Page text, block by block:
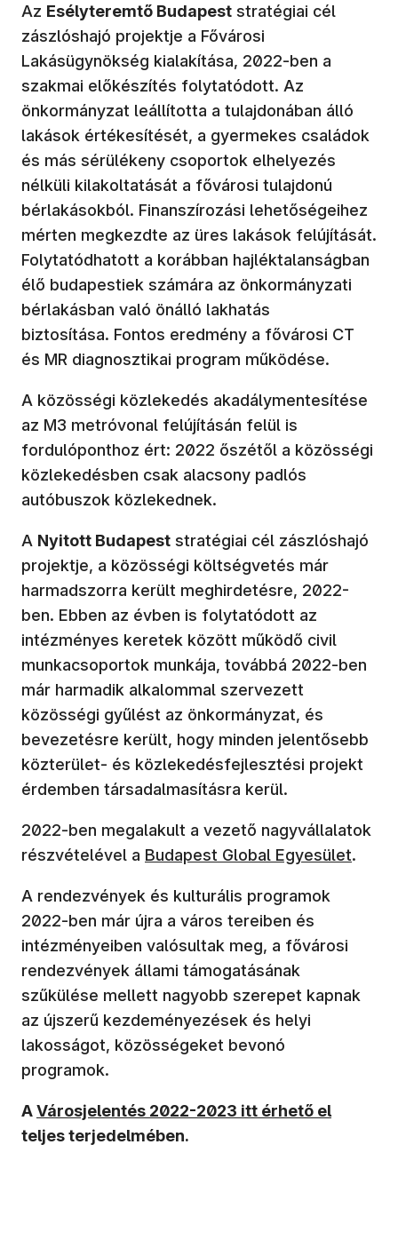
Az Esélyteremtő Budapest stratégiai cél
zászlóshajó projektje a Fővárosi
Lakásügynökség kialakítása, 2022-ben a
szakmai előkészítés folytatódott. Az
önkormányzat leállította a tulajdonában álló
lakások értékesítését, a gyermekes családok
és más sérülékeny csoportok elhelyezés
nélküli kilakoltatását a fővárosi tulajdonú
bérlakásokból. Finanszírozási lehetőségeihez
mérten megkezdte az üres lakások felújítását.
Folytatódhatott a korábban hajléktalanságban
élő budapestiek számára az önkormányzati
bérlakásban való önálló lakhatás
biztosítása. Fontos eredmény a fővárosi CT
és MR diagnosztikai program működése.
A közösségi közlekedés akadálymentesítése
az M3 metróvonal felújításán felül is
fordulóponthoz ért: 2022 őszétől a közösségi
közlekedésben csak alacsony padlós
autóbuszok közlekednek.
A Nyitott Budapest stratégiai cél zászlóshajó
projektje, a közösségi költségvetés már
harmadszorra került meghirdetésre, 2022-
ben. Ebben az évben is folytatódott az
intézményes keretek között működő civil
munkacsoportok munkája, továbbá 2022-ben
már harmadik alkalommal szervezett
közösségi gyűlést az önkormányzat, és
bevezetésre került, hogy minden jelentősebb
közterület- és közlekedésfejlesztési projekt
érdemben társadalmasításra kerül.
2022-ben megalakult a vezető nagyvállalatok
részvételével a (új ablakban nyílik meg)
Budapest Global Egyesület.
A rendezvények és kulturális programok
2022-ben már újra a város tereiben és
intézményeiben valósultak meg, a fővárosi
rendezvények állami támogatásának
szűkülése mellett nagyobb szerepet kapnak
az újszerű kezdeményezések és helyi
lakosságot, közösségeket bevonó
programok.
AVárosjelentés 2022-2023 itt érhető el
teljes terjedelmében.